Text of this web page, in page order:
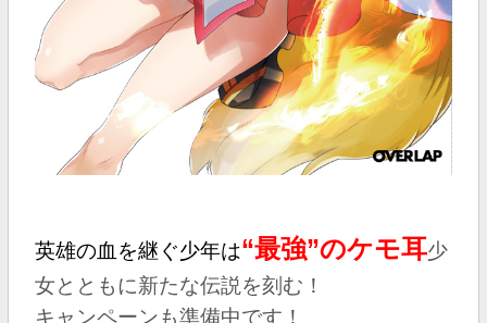
英雄の血を継ぐ少年は“最強”のケモ耳少
女とともに新たな伝説を刻む！
キャンペーンも準備中です！